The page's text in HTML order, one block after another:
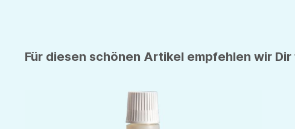
Für diesen schönen Artikel empfehlen wir